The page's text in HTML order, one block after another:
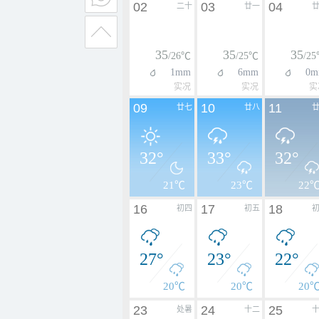
二十
02
35/26℃
1mm
实况
廿一
03
35/25℃
6mm
实况
04
35/
廿七
09
32°
21℃
廿八
10
33°
23℃
11
32°
初四
16
27°
20℃
初五
17
23°
20℃
18
22°
处暑
23 十二
24 25